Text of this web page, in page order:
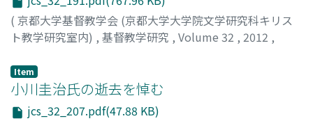
( 京都大学基督教学会 (京都大学大学院文学研究科キリス
ト教学研究室内) , 基督教学研究 , Volume 32 , 2012 ,
渡部, 和隆
Item
小川圭治氏の逝去を悼む
jcs_32_207.pdf(47.88 KB)